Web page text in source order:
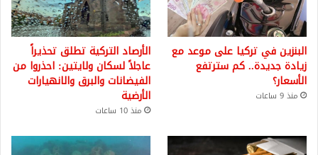
البنزين في تركيا على موعد مع
زيادة جديدة.. كم سترتفع
الأسعار؟
منذ 9 ساعات
الأرصاد التركية تطلق تحذيراً
عاجلاً لسكان ولايتين: احذروا من
الفيضانات والبرق والانهيارات
الأرضية
منذ 10 ساعات